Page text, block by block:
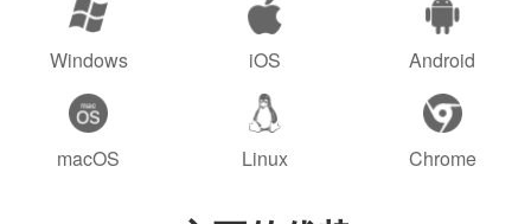
Windows iOS Android
macOS Linux Chrome